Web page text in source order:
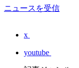
ニュースを受信
x
youtube